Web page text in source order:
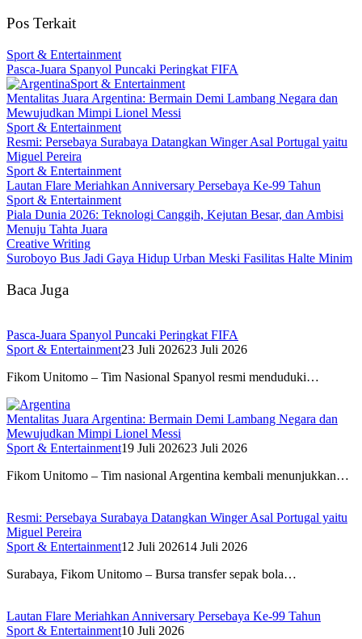
Pos Terkait
Sport & Entertainment
Pasca-Juara Spanyol Puncaki Peringkat FIFA
Sport & Entertainment
Mentalitas Juara Argentina: Bermain Demi Lambang Negara dan
Mewujudkan Mimpi Lionel Messi
Sport & Entertainment
Resmi: Persebaya Surabaya Datangkan Winger Asal Portugal yaitu
Miguel Pereira
Sport & Entertainment
Lautan Flare Meriahkan Anniversary Persebaya Ke-99 Tahun
Sport & Entertainment
Piala Dunia 2026: Teknologi Canggih, Kejutan Besar, dan Ambisi
Menuju Tahta Juara
Creative Writing
Suroboyo Bus Jadi Gaya Hidup Urban Meski Fasilitas Halte Minim
Baca Juga
Pasca-Juara Spanyol Puncaki Peringkat FIFA
Sport & Entertainment23 Juli 202623 Juli 2026
Fikom Unitomo – Tim Nasional Spanyol resmi menduduki…
Mentalitas Juara Argentina: Bermain Demi Lambang Negara dan
Mewujudkan Mimpi Lionel Messi
Sport & Entertainment19 Juli 202623 Juli 2026
Fikom Unitomo – Tim nasional Argentina kembali menunjukkan…
Resmi: Persebaya Surabaya Datangkan Winger Asal Portugal yaitu
Miguel Pereira
Sport & Entertainment12 Juli 202614 Juli 2026
Surabaya, Fikom Unitomo – Bursa transfer sepak bola…
Lautan Flare Meriahkan Anniversary Persebaya Ke-99 Tahun
Sport & Entertainment10 Juli 2026